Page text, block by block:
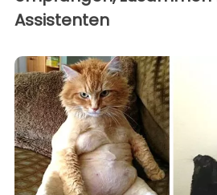
Assistenten